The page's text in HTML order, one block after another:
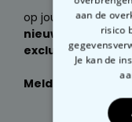
op jouw volgende
nieuwste
exclusieve
Meld je dan nu
aan de
risico
Je kan de